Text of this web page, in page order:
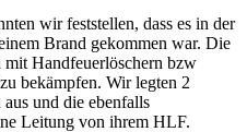
wir feststellen, dass es in der
Brand gekommen war. Die
mit Handfeuerlöschern bzw
bekämpfen. Wir legten 2
und die ebenfalls
Leitung von ihrem HLF.